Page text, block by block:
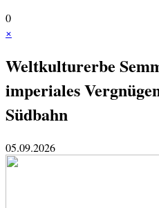
0
×
Weltkulturerbe
imperiales
Südbahn
05.09.2026